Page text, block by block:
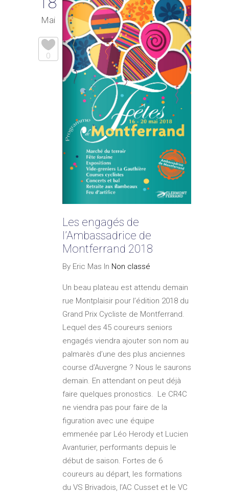
Mai
0
Les engagés de
l’Ambassadrice de
Montferrand 2018
By Eric Mas In Non classé
Un beau plateau est attendu demain
rue Montplaisir pour l’édition 2018 du
Grand Prix Cycliste de Montferrand.
Lequel des 45 coureurs seniors
engagés viendra ajouter son nom au
palmarès d’une des plus anciennes
course d’Auvergne ? Nous le saurons
demain. En attendant on peut déjà
faire quelques pronostics. Le CR4C
ne viendra pas pour faire de la
figuration avec une équipe
emmenée par Léo Herody et Lucien
Avanturier, performants depuis le
début de saison. Fortes de 6
coureurs au départ, les formations
du VS Brivadois, l’AC Cusset et le VC